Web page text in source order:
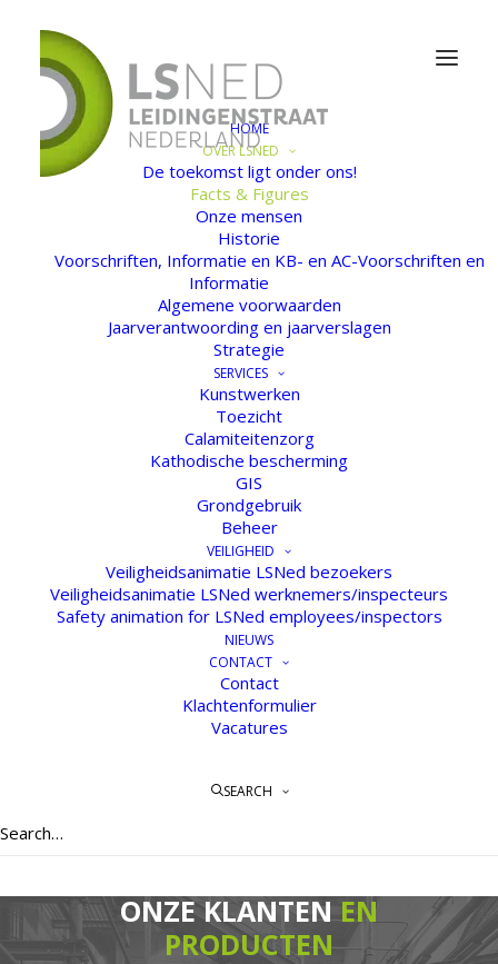
HOME
OVER LSNED
De toekomst ligt onder ons!
Facts & Figures
Onze mensen
Historie
Voorschriften, Informatie en KB- en AC-Voorschriften en
Informatie
Algemene voorwaarden
Jaarverantwoording en jaarverslagen
Strategie
SERVICES
Kunstwerken
Toezicht
Calamiteitenzorg
Kathodische bescherming
GIS
Grondgebruik
Beheer
VEILIGHEID
Veiligheidsanimatie LSNed bezoekers
Veiligheidsanimatie LSNed werknemers/inspecteurs
Safety animation for LSNed employees/inspectors
NIEUWS
CONTACT
Contact
Klachtenformulier
Vacatures
SEARCH
FACTS& FIGURES
GESCHIEDENIS
ONZE KLANTENEN
PRODUCTEN